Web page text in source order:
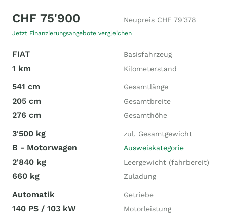
CHF 75'900 Neupreis CHF 79'378
Jetzt Finanzierungsangebote vergleichen
FIAT Basisfahrzeug
1 km Kilometerstand
541 cm Gesamtlänge
205 cm Gesamtbreite
276 cm Gesamthöhe
3'500 kg zul. Gesamtgewicht
B - Motorwagen Ausweiskategorie
2'840 kg Leergewicht (fahrbereit)
660 kg Zuladung
Automatik Getriebe
140 PS / 103 kW Motorleistung